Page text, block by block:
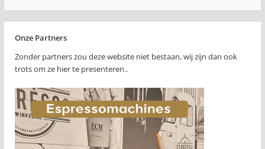
Onze Partners
Zonder partners zou deze website niet bestaan, wij zijn dan ook
trots om ze hier te presenteren..